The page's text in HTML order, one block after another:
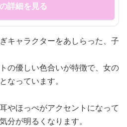
詳細を見る
キャラクターをあしらった、子
の優しい色合いが特徴で、女の
なっています。
やほっぺがアクセントになって
分が明るくなります。